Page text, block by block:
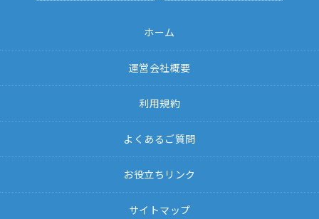
ホーム
運営会社概要
利用規約
よくあるご質問
お役立ちリンク
サイトマップ